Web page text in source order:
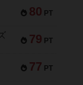
80 PT
79 PT
77 PT